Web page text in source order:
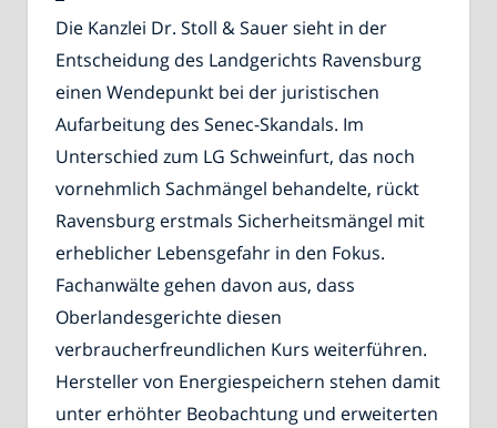
Die Kanzlei Dr. Stoll & Sauer sieht in der
Entscheidung des Landgerichts Ravensburg
einen Wendepunkt bei der juristischen
Aufarbeitung des Senec-Skandals. Im
Unterschied zum LG Schweinfurt, das noch
vornehmlich Sachmängel behandelte, rückt
Ravensburg erstmals Sicherheitsmängel mit
erheblicher Lebensgefahr in den Fokus.
Fachanwälte gehen davon aus, dass
Oberlandesgerichte diesen
verbraucherfreundlichen Kurs weiterführen.
Hersteller von Energiespeichern stehen damit
unter erhöhter Beobachtung und erweiterten